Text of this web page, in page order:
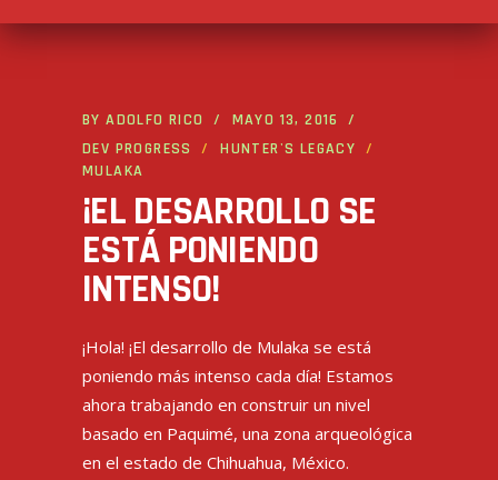
BYADOLFO RICO
MAYO 13, 2016
DEV PROGRESS
HUNTER'S LEGACY
MULAKA
¡EL DESARROLLO SE
ESTÁ PONIENDO
INTENSO!
¡Hola! ¡El desarrollo de Mulaka se está
poniendo más intenso cada día! Estamos
ahora trabajando en construir un nivel
basado en Paquimé, una zona arqueológica
en el estado de Chihuahua, México.